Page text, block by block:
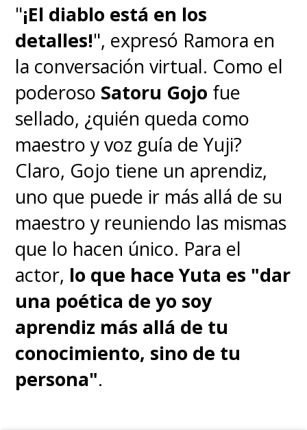
"¡El diablo está en los
detalles!", expresó Ramora en
la conversación virtual. Como el
poderoso Satoru Gojo fue
sellado, ¿quién queda como
maestro y voz guía de Yuji?
Claro, Gojo tiene un aprendiz,
uno que puede ir más allá de su
maestro y reuniendo las mismas
que lo hacen único. Para el
actor, lo que hace Yuta es "dar
una poética de yo soy
aprendiz más allá de tu
conocimiento, sino de tu
persona".